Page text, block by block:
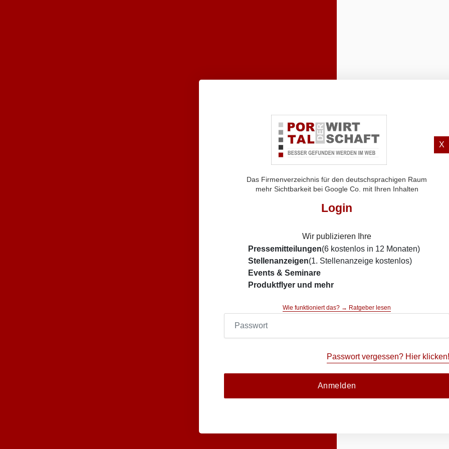
X
Das Firmenverzeichnis für den deutschsprachigen Raum
mehr Sichtbarkeit bei Google Co. mit Ihren Inhalten
Login
Wir publizieren Ihre
Pressemitteilungen(6 kostenlos in 12 Monaten)
Stellenanzeigen(1. Stellenanzeige kostenlos)
Events & Seminare
Produktflyer und mehr
Wie funktioniert das? → Ratgeber lesen
Passwort vergessen? Hier klicken!
Anmelden